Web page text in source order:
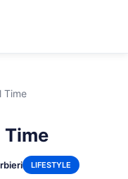
Time
Time
LIFESTYLE